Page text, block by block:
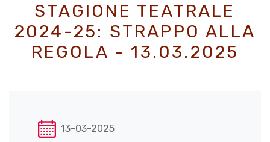
STAGIONE TEATRALE
2024-25: STRAPPO ALLA
REGOLA - 13.03.2025
13-03-2025